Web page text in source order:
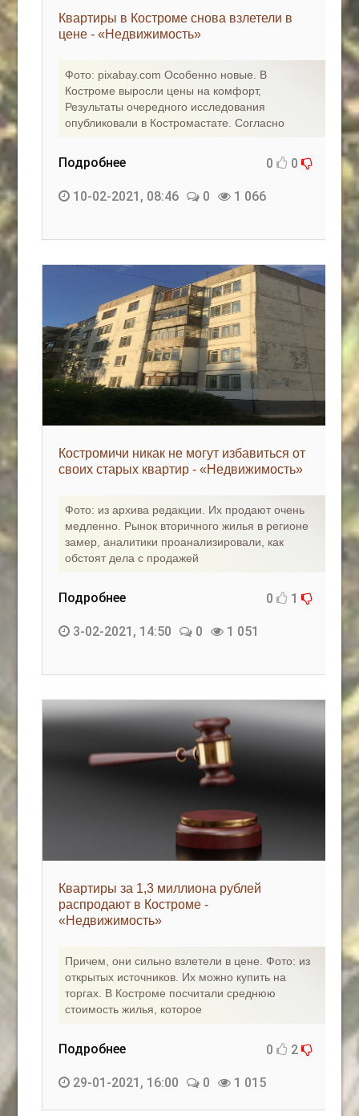
Квартиры в Костроме снова взлетели в
цене - «Недвижимость»
Фото: pixabay.com Особенно новые. В
Костроме выросли цены на комфорт,
Результаты очередного исследования
опубликовали в Костромастате. Согласно
Подробнее 0 0
10-02-2021, 08:46 0 1 066
Костромичи никак не могут избавиться от
своих старых квартир - «Недвижимость»
Фото: из архива редакции. Их продают очень
медленно. Рынок вторичного жилья в регионе
замер, аналитики проанализировали, как
обстоят дела с продажей
Подробнее 0 1
3-02-2021, 14:50 0 1 051
Квартиры за 1,3 миллиона рублей
распродают в Костроме -
«Недвижимость»
Причем, они сильно взлетели в цене. Фото: из
открытых источников. Их можно купить на
торгах. В Костроме посчитали среднюю
стоимость жилья, которое
Подробнее 0 2
29-01-2021, 16:00 0 1 015